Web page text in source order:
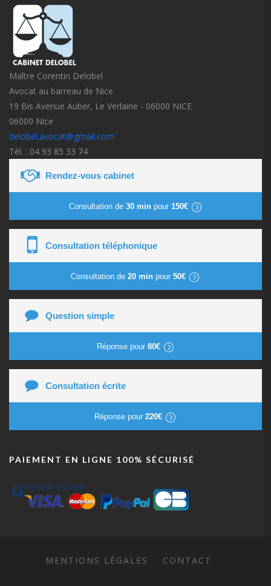
Maître Corentin Delobel
Avocat au barreau de Nice
19 Bis Avenue Auber, Le Verlaine - 06000 NICE
06000 Nice
delobel.avocat@gmail.com
Tél. : 04 93 85 33 74
Rendez-vous cabinet
Consultation de 30 minpour 150€
Consultation téléphonique
Consultation de 20 min pour 50€
Question simple
Réponse pour 80€
Consultation écrite
Réponse pour 220€
PAIEMENT EN LIGNE 100% SÉCURISÉ
MENTIONS LÉGALES CONTACT